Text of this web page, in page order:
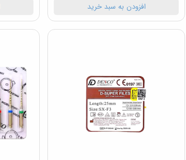
افزودن به سبد خرید